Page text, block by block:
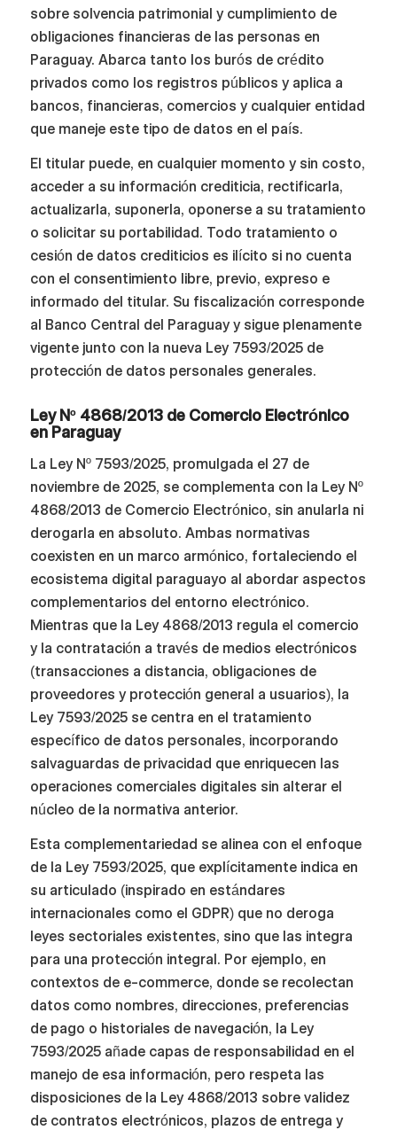
sobre solvencia patrimonial y cumplimiento de
obligaciones financieras de las personas en
Paraguay. Abarca tanto los burós de crédito
privados como los registros públicos y aplica a
bancos, financieras, comercios y cualquier entidad
que maneje este tipo de datos en el país.
El titular puede, en cualquier momento y sin costo,
acceder a su información crediticia, rectificarla,
actualizarla, suponerla, oponerse a su tratamiento
o solicitar su portabilidad. Todo tratamiento o
cesión de datos crediticios es ilícito si no cuenta
con el consentimiento libre, previo, expreso e
informado del titular. Su fiscalización corresponde
al Banco Central del Paraguay y sigue plenamente
vigente junto con la nueva Ley 7593/2025 de
protección de datos personales generales.
Ley Nº 4868/2013 de Comercio Electrónico
en Paraguay
La Ley Nº 7593/2025, promulgada el 27 de
noviembre de 2025, se complementa con la Ley Nº
4868/2013 de Comercio Electrónico, sin anularla ni
derogarla en absoluto. Ambas normativas
coexisten en un marco armónico, fortaleciendo el
ecosistema digital paraguayo al abordar aspectos
complementarios del entorno electrónico.
Mientras que la Ley 4868/2013 regula el comercio
y la contratación a través de medios electrónicos
(transacciones a distancia, obligaciones de
proveedores y protección general a usuarios), la
Ley 7593/2025 se centra en el tratamiento
específico de datos personales, incorporando
salvaguardas de privacidad que enriquecen las
operaciones comerciales digitales sin alterar el
núcleo de la normativa anterior.
Esta complementariedad se alinea con el enfoque
de la Ley 7593/2025, que explícitamente indica en
su articulado (inspirado en estándares
internacionales como el GDPR) que no deroga
leyes sectoriales existentes, sino que las integra
para una protección integral. Por ejemplo, en
contextos de e-commerce, donde se recolectan
datos como nombres, direcciones, preferencias
de pago o historiales de navegación, la Ley
7593/2025 añade capas de responsabilidad en el
manejo de esa información, pero respeta las
disposiciones de la Ley 4868/2013 sobre validez
de contratos electrónicos, plazos de entrega y